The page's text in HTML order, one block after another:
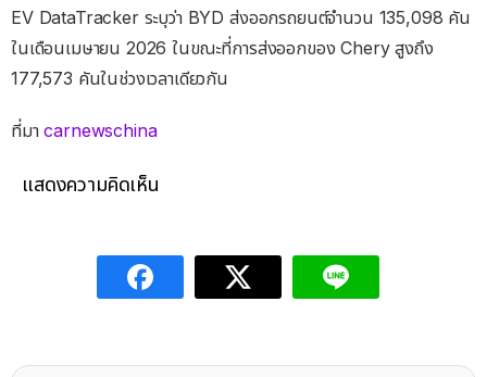
EV DataTracker ระบุว่า BYD ส่งออกรถยนต์จำนวน 135,098 คัน
ในเดือนเมษายน 2026 ในขณะที่การส่งออกของ Chery สูงถึง
177,573 คันในช่วงเวลาเดียวกัน
ที่มาcarnewschina
แสดงความคิดเห็น